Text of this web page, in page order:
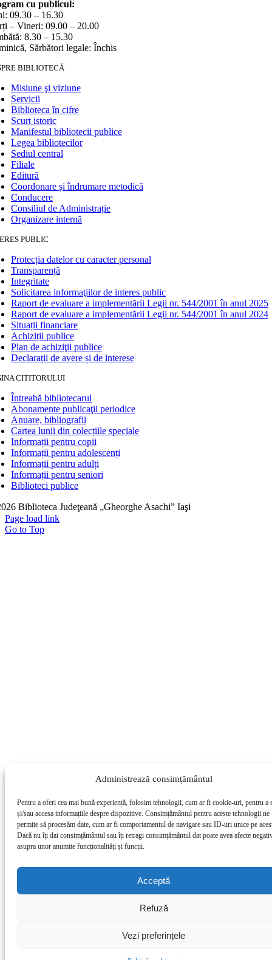
Administrează consimțământul
Pentru a oferi cea mai bună experiență, folosim tehnologii, cum ar fi cookie-uri, pentru a
și/sau accesa informațiile despre dispozitive. Consimțământul pentru aceste tehnologii ne
permite să procesăm date, cum ar fi comportamentul de navigare sau ID-uri unice pe
Dacă nu îți dai consimțământul sau îți retragi consimțământul dat poate avea afecte
asupra unor anumite funcționalități și funcții.
Acceptă
Refuză
Vezi preferințele
cu publicul:
09.30 – 16.30
– Vineri: 09.00 – 20.00
8.30 – 15.30
Sărbători legale: Închis
BIBLIOTECĂ
Misiune şi viziune
Servicii
Biblioteca în cifre
Scurt istoric
Manifestul bibliotecii publice
Legea bibliotecilor
Sediul central
Filiale
Editură
Coordonare și îndrumare metodică
Conducere
Consiliul de Administrație
Organizare internă
PUBLIC
Protecția datelor cu caracter personal
Transparență
Integritate
Solicitarea informaţiilor de interes public
Raport de evaluare a implementării Legii nr. 544/2001 în anul 2025
Raport de evaluare a implementării Legii nr. 544/2001 în anul 2024
Situații financiare
Achiziții publice
Plan de achiziţii publice
Declarații de avere și de interese
CITITORULUI
Întreabă bibliotecarul
Abonamente publicaţii periodice
Anuare, bibliografii
Cartea lunii din colecțiile speciale
Informații pentru copii
Informații pentru adolescenți
Informații pentru adulți
Informații pentru seniori
Biblioteci publice
Biblioteca Judeţeană „Gheorghe Asachi” Iaşi
Page load link
Go to Top